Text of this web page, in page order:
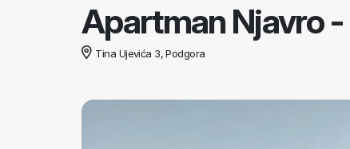
Apartman Njavro-
Tina Ujevića 3, Podgora